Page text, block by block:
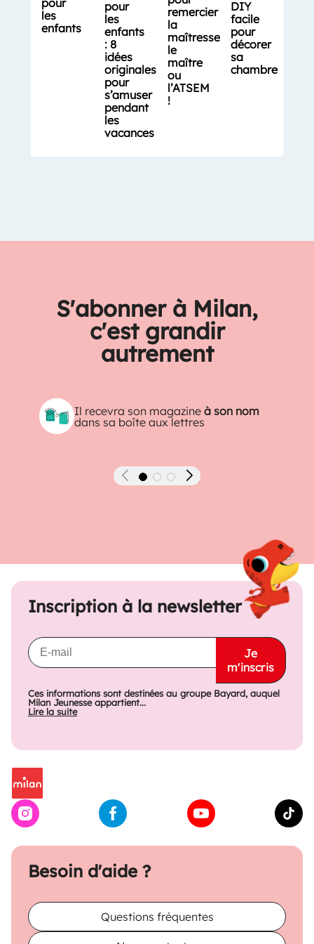
pour
les
enfants
pour
les
enfants
: 8
idées
originales
pour
s’amuser
pendant
les
vacances
remercier
la
maîtresse,
le
maître
ou
l’ATSEM
!
DIY
facile
pour
décorer
sa
chambre
S'abonner à Milan,
c'est grandir
autrement
Il recevra son magazineà son nom
dans sa boîte aux lettres
Précédent Suivant
Besoin d'aide ?
Questions fréquentes
Inscription à la newsletter
Je
m'inscris
Ces informations sont destinées au groupe Bayard, auquel
Milan Jeunesse appartient...
Lire la suite